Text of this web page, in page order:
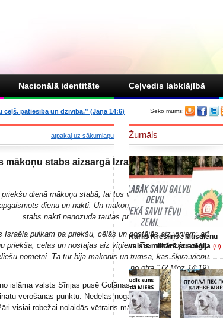
Nacionālā identitāte Ceļvedis labklājībā
Seko mums:
ceļš, patiesība un dzīvība.” (Jāņa 14:6)
atpakaļ uz sākumlapu
mākoņu stabs aizsargā Izraēlas robežu ar
priekšu dienā mākoņu stabā, lai tos vadītu pa ceļu, bet naktī
dienu un nakti. Un mākoņu stabs dienā un uguns
stabs naktī nenozuda tautas priekšā.” (2.Moz. 13: 21)
Israēla pulkam pa priekšu, cēlās un nostājās aiz viņiem; arī
priekšā, cēlās un nostājās aiz viņiem. Tas novietojās starp
nometni. Tā tur bija mākonis un tumsa, kas šķīra vienu
no otra.” (2.Moz.14:19)
islāma valsts Sīrijas pusē Golānas augstienē Izraēlas
vērošanas punktu. Nedēļas nogalē Izraēlas karavīri uz
visiai robežai nolaidās vētrains mākoņu stabs.
Žurnāls
Kārlis Krēsliņš : Mūsdienu
valsts militārā stratēģija (0)